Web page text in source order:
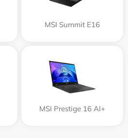
MSI Summit E16
MSI Prestige 16 AI+